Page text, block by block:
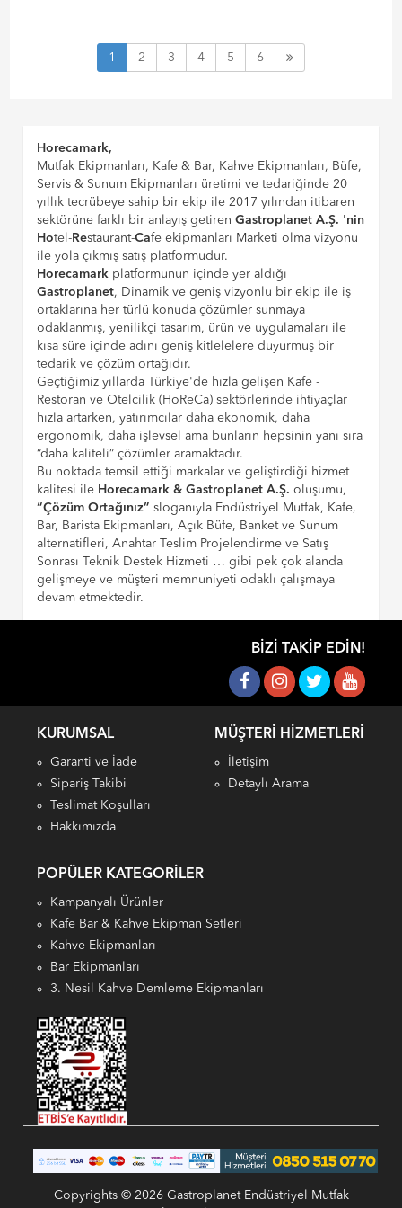
1 2 3 4 5 6
Horecamark,
Mutfak Ekipmanları, Kafe & Bar, Kahve Ekipmanları, Büfe,
Servis & Sunum Ekipmanları üretimi ve tedariğinde 20
yıllık tecrübeye sahip bir ekip ile 2017 yılından itibaren
sektörüne farklı bir anlayış getirenGastroplanet A.Ş. 'nin
Hotel-Restaurant-Cafe ekipmanları Marketi olma vizyonu
ile yola çıkmış satış platformudur.
Horecamark platformunun içinde yer aldığı
Gastroplanet, Dinamik ve geniş vizyonlu bir ekip ile iş
ortaklarına her türlü konuda çözümler sunmaya
odaklanmış, yenilikçi tasarım, ürün ve uygulamaları ile
kısa süre içinde adını geniş kitlelelere duyurmuş bir
tedarik ve çözüm ortağıdır.
Geçtiğimiz yıllarda Türkiye'de hızla gelişen Kafe -
Restoran ve Otelcilik (HoReCa) sektörlerinde ihtiyaçlar
hızla artarken, yatırımcılar daha ekonomik, daha
ergonomik, daha işlevsel ama bunların hepsinin yanı sıra
“daha kaliteli” çözümler aramaktadır.
Bu noktada temsil ettiği markalar ve geliştirdiği hizmet
kalitesi ile Horecamark & Gastroplanet A.Ş. oluşumu,
“Çözüm Ortağınız” sloganıyla Endüstriyel Mutfak, Kafe,
Bar, Barista Ekipmanları, Açık Büfe, Banket ve Sunum
alternatifleri, Anahtar Teslim Projelendirme ve Satış
Sonrası Teknik Destek Hizmeti … gibi pek çok alanda
gelişmeye ve müşteri memnuniyeti odaklı çalışmaya
devam etmektedir.
BIZI TAKIP EDIN!
KURUMSAL
Garanti ve İade
Sipariş Takibi
Teslimat Koşulları
Hakkımızda
MÜŞTERI HIZMETLERI
İletişim
Detaylı Arama
POPÜLER KATEGORILER
Kampanyalı Ürünler
Kafe Bar & Kahve Ekipman Setleri
Kahve Ekipmanları
Bar Ekipmanları
3. Nesil Kahve Demleme Ekipmanları
Copyrights © 2026 Gastroplanet Endüstriyel Mutfak